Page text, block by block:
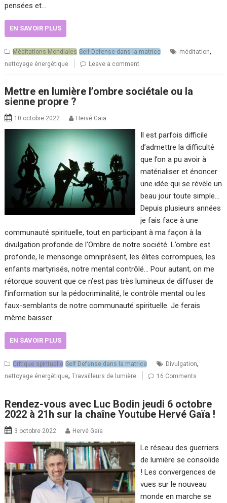
pensées et…
EN SAVOIR PLUS
Méditations Mondiales Self Defense dans la matrice méditation,
nettoyage énergétique Leave a comment
Mettre en lumière l’ombre sociétale ou la
sienne propre ?
10 octobre 2022 Hervé Gaïa
Il est parfois difficile
d’admettre la difficulté
que l’on a pu avoir à
matérialiser et énoncer
une idée qui se révèle un
beau jour toute simple…
Depuis plusieurs années
je fais face à une
communauté spirituelle, tout en participant à ma façon à la
divulgation profonde de l’Ombre de notre société. L’ombre est
profonde, le mensonge omniprésent, les élites corrompues, les
enfants martyrisés, notre mental contrôlé… Pour autant, on me
rétorque souvent que ce n’est pas très lumineux de diffuser de
l’information sur la pédocriminalité, le contrôle mental ou les
faux-semblants de notre communauté spirituelle. Je ferais
même baisser…
EN SAVOIR PLUS
Critique spirituelle Self Defense dans la matrice Divulgation,
nettoyage énergétique,Travailleurs de lumière 16 Comments
Rendez-vous avec Luc Bodin jeudi 6 octobre
2022 à 21h sur la chaîne Youtube Hervé Gaïa !
3 octobre 2022 Hervé Gaïa
Le réseau des guerriers
de lumière se consolide
! Les convergences de
vues sur le nouveau
monde en marche se